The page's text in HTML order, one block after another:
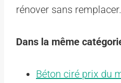
rénover sans remplacer.
Dans la même
Béton ciré prix du